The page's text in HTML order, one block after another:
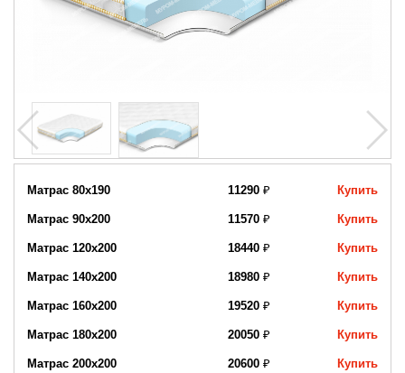
Матрас 80x190 11290 ₽ Купить
Матрас 90х200 11570 ₽ Купить
Матрас 120х200 18440 ₽ Купить
Матрас 140х200 18980 ₽ Купить
Матрас 160х200 19520 ₽ Купить
Матрас 180х200 20050 ₽ Купить
Матрас 200х200 20600 ₽ Купить